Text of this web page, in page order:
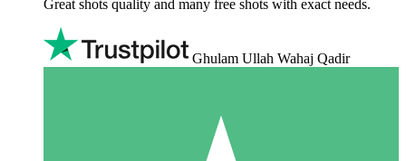
Great shots quality and many free shots with exact needs.
Ghulam Ullah Wahaj Qadir